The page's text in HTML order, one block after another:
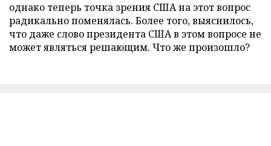
однако теперь точка зрения США на этот вопрос
радикально поменялась. Более того, выяснилось,
что даже слово президента США в этом вопросе не
может являться решающим. Что же произошло?